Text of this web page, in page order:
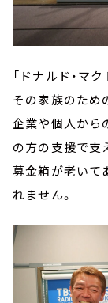
「ドナルド・マ
その家族のため
企業や個人から
の方の支援で支
募金箱が老いて
れません。